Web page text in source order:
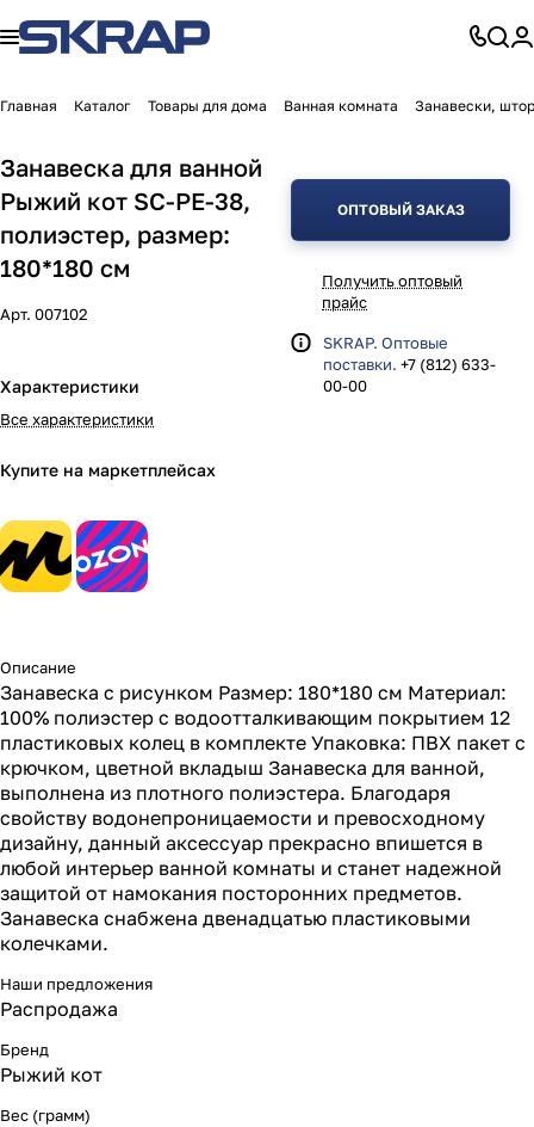
Главная Каталог Товары для дома Ванная комната Занавески,
Занавеска для ванной
Рыжий кот SC-PE-38,
полиэстер, размер:
180*180 см
Арт. 007102
Характеристики
Все характеристики
Купите на маркетплейсах
ОПТОВЫЙ ЗАКАЗ
Получить оптовый
прайс
SKRAP. Оптовые
поставки. +7 (812) 633-
00-00
Описание
Занавеска с рисунком Размер: 180*180 см Материал:
100% полиэстер с водоотталкивающим покрытием 12
пластиковых колец в комплекте Упаковка: ПВХ пакет с
крючком, цветной вкладыш Занавеска для ванной,
выполнена из плотного полиэстера. Благодаря
свойству водонепроницаемости и превосходному
дизайну, данный аксессуар прекрасно впишется в
любой интерьер ванной комнаты и станет надежной
защитой от намокания посторонних предметов.
Занавеска снабжена двенадцатью пластиковыми
колечками.
Наши предложения
Распродажа
Бренд
Рыжий кот
Вес (грамм)